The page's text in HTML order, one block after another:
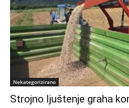
Nekategorizirano
Strojno ljuštenje graha